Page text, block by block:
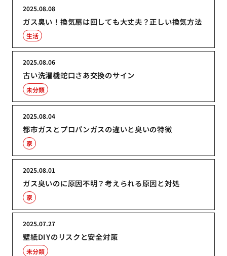
ガス臭い！換気扇は回しても大丈夫？正しい換気方法
2025.08.08
生活
古い洗濯機蛇口さあ交換のサイン
2025.08.06
未分類
都市ガスとプロパンガスの違いと臭いの特徴
2025.08.04
家
ガス臭いのに原因不明？考えられる原因と対処
2025.08.01
家
壁紙DIYのリスクと安全対策
2025.07.27
未分類